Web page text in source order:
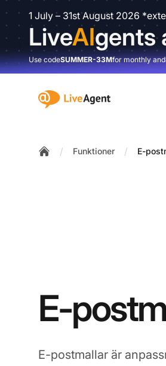
1 July – 31st August 2026
LiveAIgents
Use codeSUMMER-33Mfor monthly and
:site.title
/ Funktioner / E-
E-
E-postmallar är